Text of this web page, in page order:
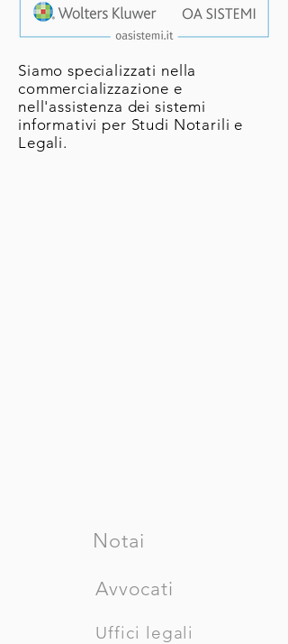
Siamo specializzati nella
commercializzazione e
nell'assistenza dei sistemi
informativi per Studi Notarili e
Legali.
Notai
Avvocati
Uffici legali